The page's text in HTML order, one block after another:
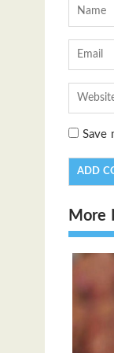
Save
More